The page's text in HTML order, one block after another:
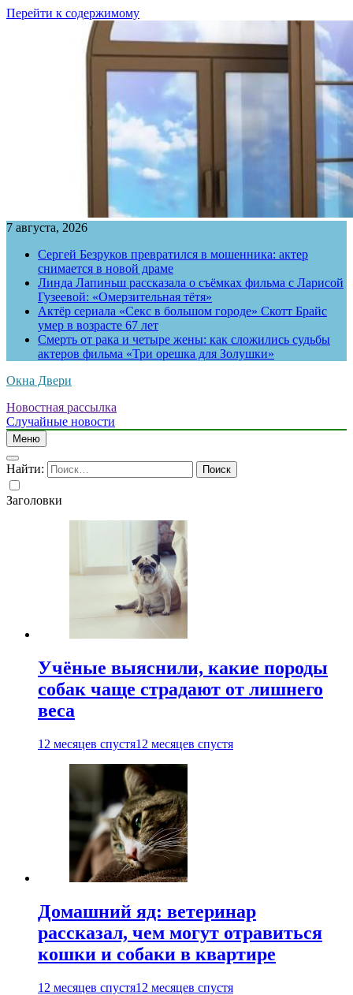
Перейти к содержимому
7 августа, 2026
Сергей Безруков превратился в мошенника: актер
снимается в новой драме
Линда Лапиньш рассказала о съёмках фильма с Ларисой
Гузеевой: «Омерзительная тётя»
Актёр сериала «Секс в большом городе» Скотт Брайс
умер в возрасте 67 лет
Смерть от рака и четыре жены: как сложились судьбы
актеров фильма «Три орешка для Золушки»
Окна Двери
Новостная рассылка
Случайные новости
Меню
Найти:
Заголовки
Учёные выяснили, какие породы
собак чаще страдают от лишнего
веса
12 месяцев спустя12 месяцев спустя
Домашний яд: ветеринар
рассказал, чем могут отравиться
кошки и собаки в квартире
12 месяцев спустя12 месяцев спустя